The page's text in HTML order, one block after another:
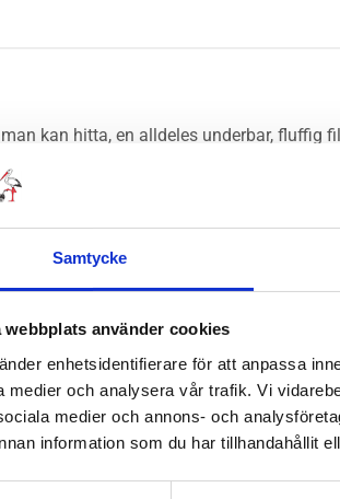
Samtycke
webbplats använder cookies
enhetsidentifierare för att anpassa
medier och analysera vår trafik. Vi
medier och annons- och
information som du har tillhandahållit
kan hitta, en alldeles underbar, fluffig